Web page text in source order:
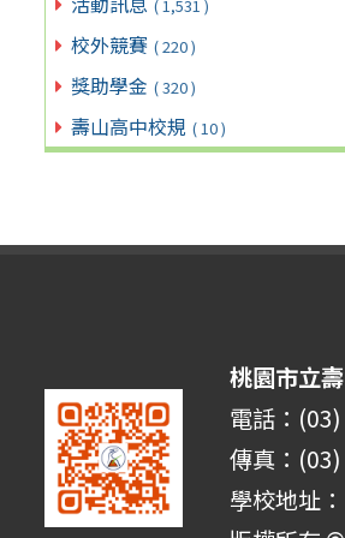
( 1,531 )
校外競賽 ( 220 )
獎助學金 ( 320 )
壽山高中校規 ( 10 )
桃園市立
電話：
傳真：
學校地址